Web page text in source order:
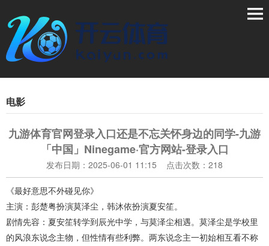
电影
九游体育官网登录入口还是不忘关怀身边的同学-九游
「中国」Ninegame·官方网站-登录入口
发布日期：2025-06-01 11:15 点击次数：218
《最好意思不外碰见你》
主演：彭楚粤扮演莫泽尘，韩沐依扮演夏安笙。
剧情先容：夏安笙转学到辰光中学，与莫泽尘相遇。莫泽尘是学校里
的风浪东说念主物，但性情有些利弊。两东说念主一初始相互看不称